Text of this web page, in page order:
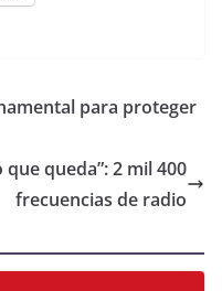
para proteger
queda”: 2 mil 400
frecuencias de radio